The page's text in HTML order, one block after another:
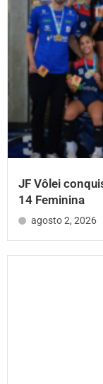
JF Vôlei
14 Feminina
agosto 2, 2026